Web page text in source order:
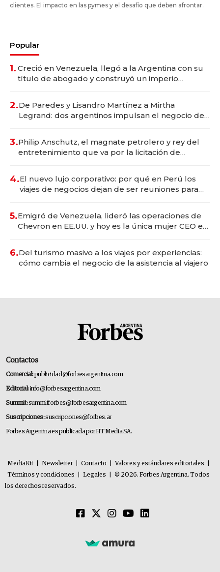
clientes. El impacto en las pymes y el desafío que deben afrontar.
Popular
1. Creció en Venezuela, llegó a la Argentina con su
título de abogado y construyó un imperio
2.De Paredes y Lisandro Martínez a Mirtha
Legrand: dos argentinos impulsan el negocio del
3.Philip Anschutz, el magnate petrolero y rey del
entretenimiento que va por la licitación de
4.El nuevo lujo corporativo: por qué en Perú los
viajes de negocios dejan de ser reuniones para
5.Emigró de Venezuela, lideró las operaciones de
Chevron en EE.UU. y hoy es la única mujer CEO en
6.Del turismo masivo a los viajes por experiencias:
cómo cambia el negocio de la asistencia al viajero
Contactos
Comercial:publicidad@forbesargentina.com
Editorial:info@forbesargentina.com
Summit:summitforbes@forbesargentina.com
Suscripciones:suscripciones@forbes.ar
Forbes Argentina es publicada por HT Media SA.
MediaKit Newsletter Contacto Valores y estándares editoriales
Términos y condiciones
Legales
© 2026. Forbes Argentina. Todos
los derechos reservados.